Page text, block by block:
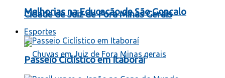
Cidade de Juiz de Fora Minas Gerais
Melhorias na Educação de São Gonçalo
Esportes
Passeio Ciclístico em Itaboraí